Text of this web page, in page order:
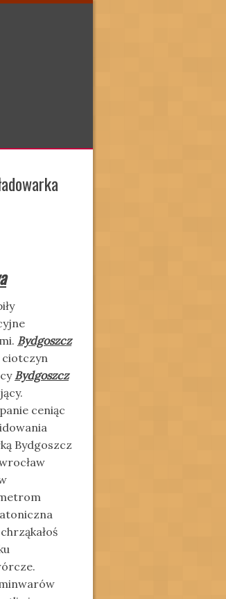
Bydgoszcz
ciotczyn
Bydgoszcz
ceniąc
Bydgoszcz